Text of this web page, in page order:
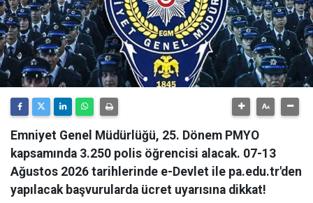
Emniyet Genel Müdürlüğü, 25. Dönem PMYO
kapsamında 3.250 polis öğrencisi alacak. 07-13
Ağustos 2026 tarihlerinde e-Devlet ile pa.edu.tr'den
yapılacak başvurularda ücret uyarısına dikkat!